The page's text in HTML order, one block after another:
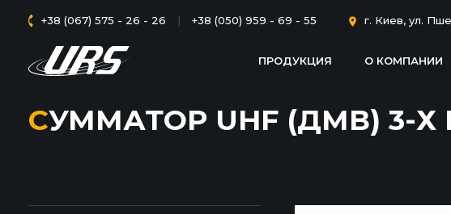
+38 (067) 575 - 26 - 26 | +38 (050) 959 - 69 - 55 г. Киев, ул.
ПРОДУКЦИЯ О КОМПАНИИ
СУММАТОР UHF (ДМВ) 3-